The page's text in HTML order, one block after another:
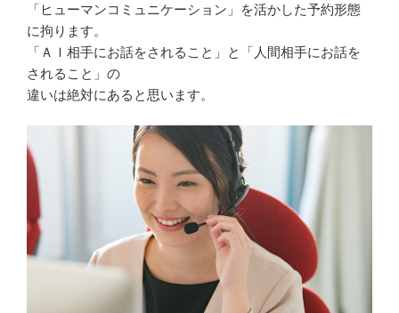
「ヒューマンコミュニケーション」を活かした予約形態
に拘ります。
「ＡＩ相手にお話をされること」と「人間相手にお話を
されること」の
違いは絶対にあると思います。